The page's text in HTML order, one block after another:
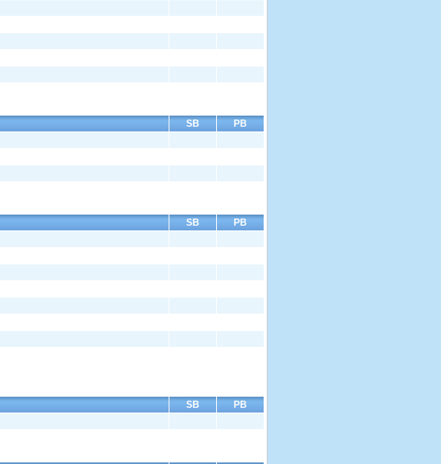
SB
PB
SB
PB
SB
PB